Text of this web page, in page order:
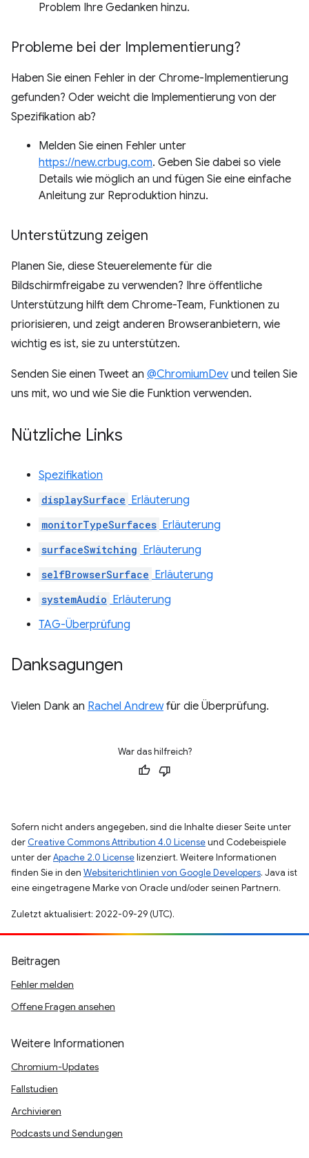
Problem Ihre Gedanken hinzu.
Probleme bei der Implementierung?
Haben Sie einen Fehler in der Chrome-Implementierung
gefunden? Oder weicht die Implementierung von der
Spezifikation ab?
Melden Sie einen Fehler unter
https://new.crbug.com. Geben Sie dabei so viele
Details wie möglich an und fügen Sie eine einfache
Anleitung zur Reproduktion hinzu.
Unterstützung zeigen
Planen Sie, diese Steuerelemente für die
Bildschirmfreigabe zu verwenden? Ihre öffentliche
Unterstützung hilft dem Chrome-Team, Funktionen zu
priorisieren, und zeigt anderen Browseranbietern, wie
wichtig es ist, sie zu unterstützen.
Senden Sie einen Tweet an @ChromiumDev und teilen Sie
uns mit, wo und wie Sie die Funktion verwenden.
Nützliche Links
Spezifikation
displaySurface Erläuterung
monitorTypeSurfaces Erläuterung
surfaceSwitching Erläuterung
selfBrowserSurface Erläuterung
systemAudio Erläuterung
TAG-Überprüfung
Danksagungen
Vielen Dank an Rachel Andrewfür die Überprüfung.
War das hilfreich?
Sofern nicht anders angegeben, sind die Inhalte dieser Seite unter
der Creative Commons Attribution 4.0 Licenseund Codebeispiele
unter derApache 2.0 Licenselizenziert. Weitere Informationen
finden Sie in den Websiterichtlinien von Google Developers. Java ist
eine eingetragene Marke von Oracle und/oder seinen Partnern.
Zuletzt aktualisiert: 2022-09-29 (UTC).
Beitragen
Fehler melden
Offene Fragen ansehen
Weitere Informationen
Chromium-Updates
Fallstudien
Archivieren
Podcasts und Sendungen